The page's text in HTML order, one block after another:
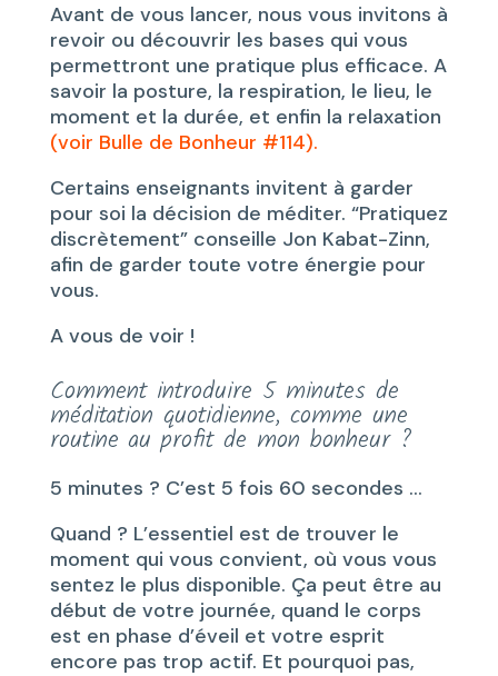
Avant de vous lancer, nous vous invitons à
revoir ou découvrir les bases qui vous
permettront une pratique plus efficace. A
savoir la posture, la respiration, le lieu, le
moment et la durée, et enfin la relaxation
(voir Bulle de Bonheur #114).
Certains enseignants invitent à garder
pour soi la décision de méditer. “Pratiquez
discrètement” conseille Jon Kabat-Zinn,
afin de garder toute votre énergie pour
vous.
A vous de voir !
Comment introduire 5 minutes de
méditation quotidienne, comme une
routine au profit de mon bonheur ?
5 minutes ? C’est 5 fois 60 secondes …
Quand ? L’essentiel est de trouver le
moment qui vous convient, où vous vous
sentez le plus disponible. Ça peut être au
début de votre journée, quand le corps
est en phase d’éveil et votre esprit
encore pas trop actif. Et pourquoi pas,